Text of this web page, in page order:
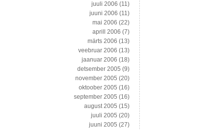
juuli 2006 (11)
juuni 2006 (11)
mai 2006 (22)
aprill 2006 (7)
märts 2006 (13)
veebruar 2006 (13)
jaanuar 2006 (18)
detsember 2005 (9)
november 2005 (20)
oktoober 2005 (16)
september 2005 (16)
august 2005 (15)
juuli 2005 (20)
juuni 2005 (27)